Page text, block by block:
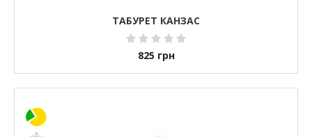
ТАБУРЕТ КАНЗАС
825 грн